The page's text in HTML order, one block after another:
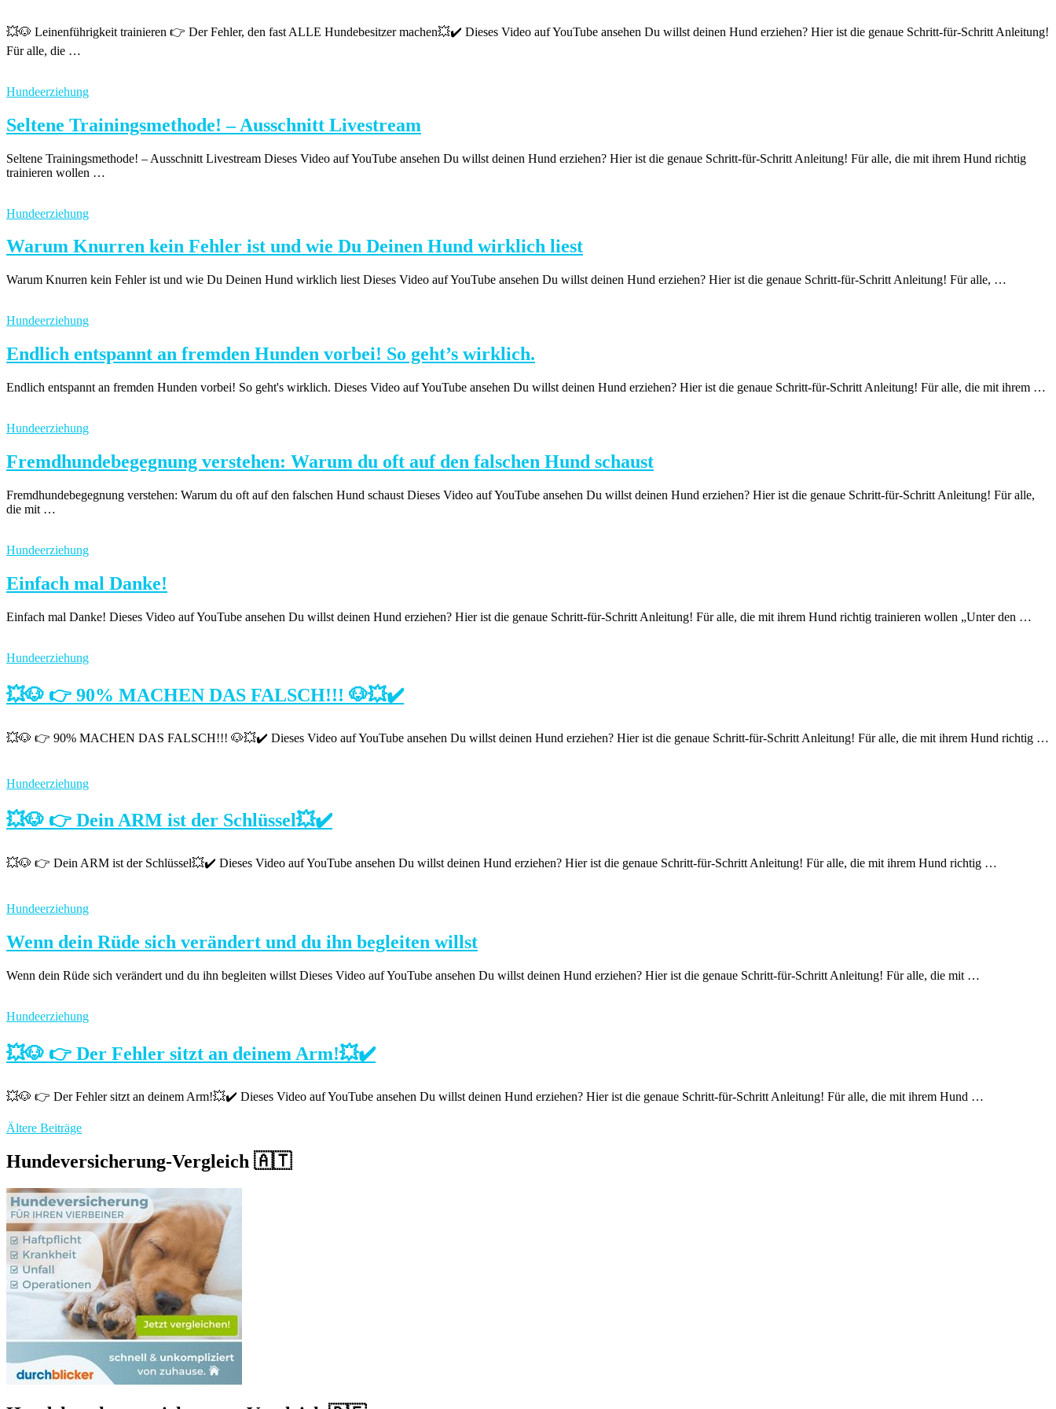
💥🐶 Leinenführigkeit trainieren 👉 Der Fehler, den fast ALLE Hundebesitzer machen💥✔️ Dieses Video auf YouTube ansehen Du willst deinen Hund erziehen? Hier ist die genaue Schritt-für-Schritt Anleitung!
Für alle, die …
Hundeerziehung
Seltene Trainingsmethode! – Ausschnitt Livestream
Seltene Trainingsmethode! – Ausschnitt Livestream Dieses Video auf YouTube ansehen Du willst deinen Hund erziehen? Hier ist die genaue Schritt-für-Schritt Anleitung! Für alle, die mit ihrem Hund richtig
trainieren wollen …
Hundeerziehung
Warum Knurren kein Fehler ist und wie Du Deinen Hund wirklich liest
Warum Knurren kein Fehler ist und wie Du Deinen Hund wirklich liest Dieses Video auf YouTube ansehen Du willst deinen Hund erziehen? Hier ist die genaue Schritt-für-Schritt Anleitung! Für alle, …
Hundeerziehung
Endlich entspannt an fremden Hunden vorbei! So geht’s wirklich.
Endlich entspannt an fremden Hunden vorbei! So geht's wirklich. Dieses Video auf YouTube ansehen Du willst deinen Hund erziehen? Hier ist die genaue Schritt-für-Schritt Anleitung! Für alle, die mit ihrem …
Hundeerziehung
Fremdhundebegegnung verstehen: Warum du oft auf den falschen Hund schaust
Fremdhundebegegnung verstehen: Warum du oft auf den falschen Hund schaust Dieses Video auf YouTube ansehen Du willst deinen Hund erziehen? Hier ist die genaue Schritt-für-Schritt Anleitung! Für alle,
die mit …
Hundeerziehung
Einfach mal Danke!
Einfach mal Danke! Dieses Video auf YouTube ansehen Du willst deinen Hund erziehen? Hier ist die genaue Schritt-für-Schritt Anleitung! Für alle, die mit ihrem Hund richtig trainieren wollen „Unter den …
Hundeerziehung
💥🐶 👉 90% MACHEN DAS FALSCH!!! 🐶💥✔️
💥🐶 👉 90% MACHEN DAS FALSCH!!! 🐶💥✔️ Dieses Video auf YouTube ansehen Du willst deinen Hund erziehen? Hier ist die genaue Schritt-für-Schritt Anleitung! Für alle, die mit ihrem Hund richtig …
Hundeerziehung
💥🐶 👉 Dein ARM ist der Schlüssel💥✔️
💥🐶 👉 Dein ARM ist der Schlüssel💥✔️ Dieses Video auf YouTube ansehen Du willst deinen Hund erziehen? Hier ist die genaue Schritt-für-Schritt Anleitung! Für alle, die mit ihrem Hund richtig …
Hundeerziehung
Wenn dein Rüde sich verändert und du ihn begleiten willst
Wenn dein Rüde sich verändert und du ihn begleiten willst Dieses Video auf YouTube ansehen Du willst deinen Hund erziehen? Hier ist die genaue Schritt-für-Schritt Anleitung! Für alle, die mit …
Hundeerziehung
💥🐶 👉 Der Fehler sitzt an deinem Arm!💥✔️
💥🐶 👉 Der Fehler sitzt an deinem Arm!💥✔️ Dieses Video auf YouTube ansehen Du willst deinen Hund erziehen? Hier ist die genaue Schritt-für-Schritt Anleitung! Für alle, die mit ihrem Hund …
Beitragsnavigation
Ältere Beiträge
Hundeversicherung-Vergleich 🇦🇹